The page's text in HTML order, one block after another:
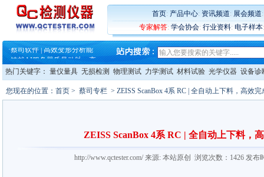
首页: 产品中心: 资讯频道: 展会频道
专家解答: 学会协会: 行业资料: 电子样本
蔡司和亿纬锂能达成战略合作
大牌云集 买家升级 ——26
蔡司软件 | 高效变形分析能
·铸就AI服务器质量动脉 – 高
·铸就AI服务器质量动脉 – 高
·ZEISS BOSELLO ADR 让内部缺
·蔡司和亿纬锂能达成战略合作
· 大牌云集 买家升级 ——26
热门关键字： 量仪量具 无损检测 物理测试 力学测试 材料试验 光学仪器 设备诊
您现在的位置： 首页 > 蔡司专栏 > ZEISS ScanBox 4系 RC | 全自动上下料，高效
ZEISS ScanBox 4系 RC | 全自动上下料，
http://www.qctester.com/ 来源: 本站原创 浏览次数：1426 发布